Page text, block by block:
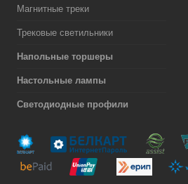
Магнитные треки
Трековые светильники
Напольные торшеры
Настольные лампы
Светодиодные профили